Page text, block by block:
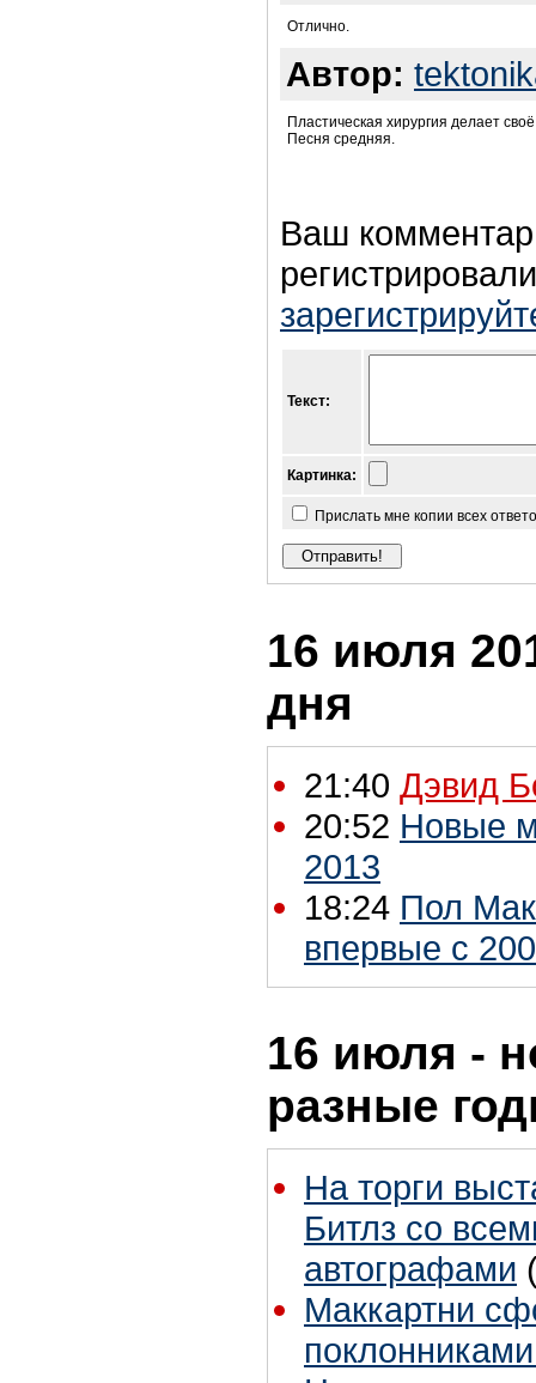
Отлично.
Автор:
Пластическая хирургия делает
Песня средняя.
Ваш
Текст:
Картинка:
Прислать мне копии всех
16 июля
дня
21:40 Дэвид
20:52 Новые
2013
18:24 Пол
впервые с
16 июля -
разные
На торги
Битлз со
автографами
Маккартни